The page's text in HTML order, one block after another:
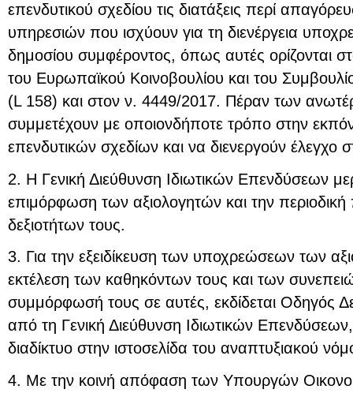
επενδυτικού σχεδίου τις διατάξεις περί
υπηρεσιών που ισχύουν για τη διενέργεια
δημοσίου συμφέροντος, όπως αυτές ορίζονται
του Ευρωπαϊκού Κοινοβουλίου και του
(L 158) και στον ν. 4449/2017. Πέραν των
συμμετέχουν με οποιονδήποτε τρόπο στην
επενδυτικών σχεδίων και να διενεργούν έλεγχο
2. Η Γενική Διεύθυνση Ιδιωτικών Επενδύσεων
επιμόρφωση των αξιολογητών και την
δεξιοτήτων τους.
3. Για την εξειδίκευση των υποχρεώσεων των
εκτέλεση των καθηκόντων τους και των
συμμόρφωσή τους σε αυτές, εκδίδεται Οδηγός
από τη Γενική Διεύθυνση Ιδιωτικών
διαδίκτυο στην ιστοσελίδα του αναπτυξιακού
4. Με την κοινή απόφαση των Υπουργών